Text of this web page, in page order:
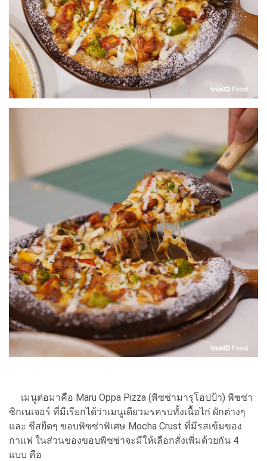
เมนูต่อมาคือ Maru Oppa Pizza (พิซซ่ามารุโอปป้า) พิซซ่า
ซิกเนเจอร์ ที่มีเรียกได้ว่าเมนูเดียวมรครบทั้งเนื้อไก่ ผักต่างๆ
และ ชีสยืดๆ ขอบพิซซ่าพิเศษ Mocha Crust ที่มีรสเข้มของ
กาแฟ ในส่วนของขอบพิซซ่าจะมีให้เลือกสั่งเพิ่มด้วยกัน 4
แบบ คือ